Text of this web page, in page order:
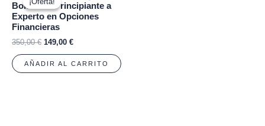
¡Oferta!
¡Oferta!
Bolsa: De Principiante a
Experto en Opciones
Financieras
350,00€ 149,00 €
AÑADIR AL CARRITO